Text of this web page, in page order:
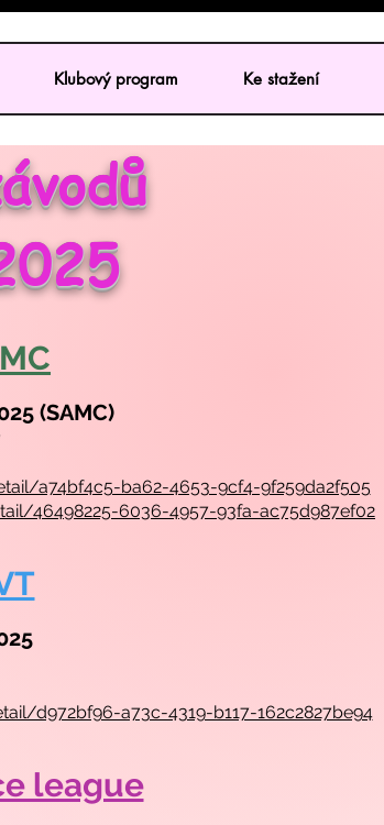
Klubový program Ke stažení
(SAMC)
a74bf4c5-ba62-4653-9cf4-9f259da2f505
46498225-6036-4957-93fa-ac75d987ef02
d972bf96-a73c-4319-b117-162c2827be94
league